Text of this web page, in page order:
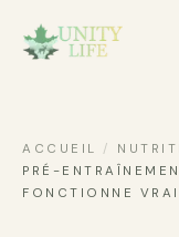
ACCUEIL /
PRÉ-
FONCTIONNE